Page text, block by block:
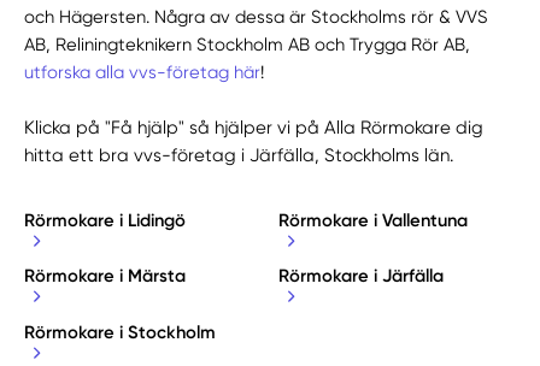
och Hägersten. Några av dessa är Stockholms rör & VVS
AB, Reliningteknikern Stockholm AB och Trygga Rör AB,
utforska alla vvs-företag här!
Klicka på "Få hjälp" så hjälper vi på Alla Rörmokare dig
hitta ett bra vvs-företag i Järfälla, Stockholms län.
Rörmokare i Lidingö Rörmokare i Vallentuna
Rörmokare i Märsta Rörmokare i Järfälla
Rörmokare i Stockholm